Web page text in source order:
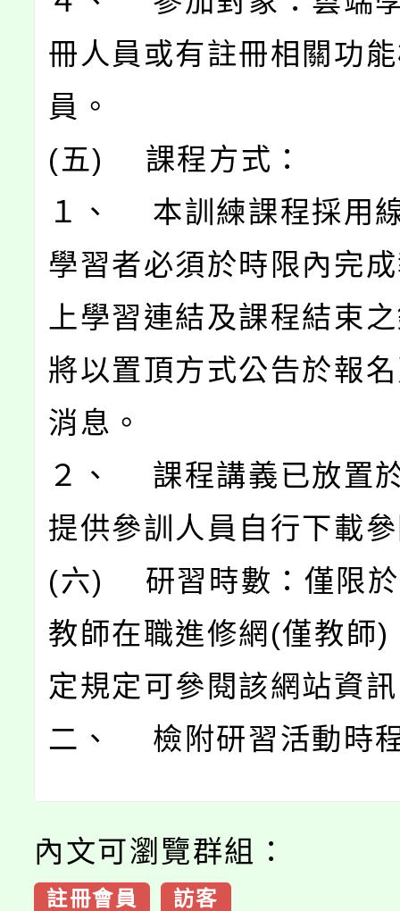
冊人員或有註冊相關功
員。
(五) 課程方式：
１、 本訓練課程採用
學習者必須於時限內完
上學習連結及課程結束
將以置頂方式公告於報
消息。
２、 課程講義已放置
提供參訓人員自行下載
(六) 研習時數：僅限於
教師在職進修網(僅教師)
定規定可參閱該網站資
二、 檢附研習活動時
內文可瀏覽群組：
註冊會員 訪客